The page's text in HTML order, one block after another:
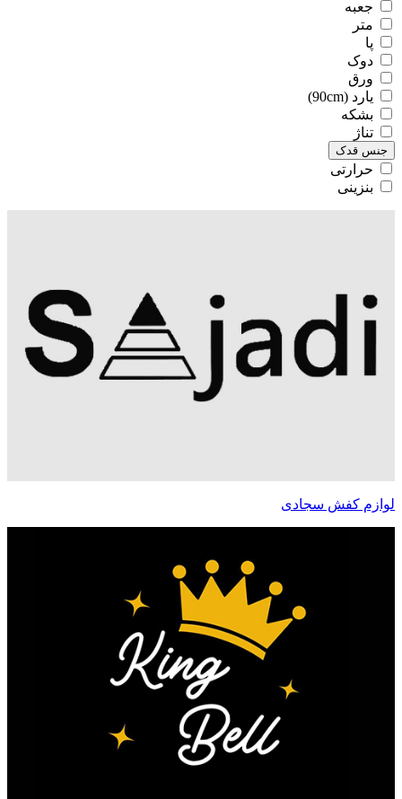
جعبه
متر
پا
دوک
ورق
یارد (90cm)
بشکه
تناژ
جنس قدک
حرارتی
بنزینی
لوازم کفش سجادی